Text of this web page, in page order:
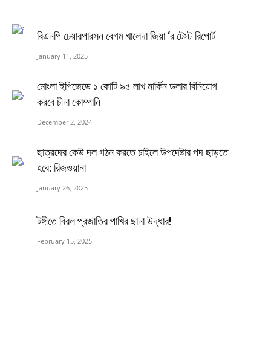
বিএনপি চেয়ারপারসন বেগম খালেদা জিয়া ‘র টেস্ট রিপোর্ট
January 11, 2025
মোংলা ইপিজেডে ১ কোটি ৯৫ লাখ মার্কিন ডলার বিনিয়োগ
করবে চীনা কোম্পানি
December 2, 2024
ছাত্রদের কেউ দল গঠন করতে চাইলে উপদেষ্টার পদ ছাড়তে
হবে: রিজওয়ানা
January 26, 2025
টঙ্গীতে বিরল প্রজাতির পাখির ছানা উদ্ধার!
February 15, 2025